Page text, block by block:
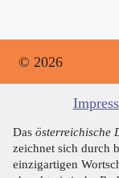
© 2026
Das österreichische
zeichnet sich durch
einzigartigen